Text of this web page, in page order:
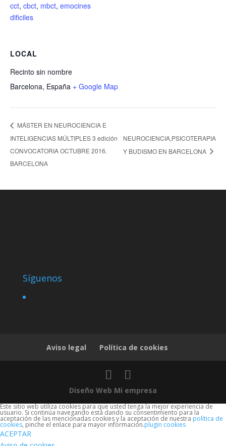
cct, cbct, mbct, emocines
dificiles
LOCAL
Recinto sin nombre
Barcelona, España + Google Map
MÁSTER EN NEUROCIENCIA E
INTELIGENCIAS MÚLTIPLES 3 edición
CONVOCATORIA OCTUBRE 2016.
BARCELONA
NEUROCIENCIA,PSICOTERAPIA
Y BUDISMO EN BARCELONA
Síguenos
Aviso legal Política de cookies
Diseño Web Mi empresa
Este sitio web utiliza cookies para que usted tenga la mejor experiencia de
usuario. Si continúa navegando está dando su consentimiento para la
aceptación de las mencionadas cookies y la aceptación de nuestra política de
cookies, pinche el enlace para mayor información.plugin cookies
ACEPTAR